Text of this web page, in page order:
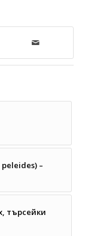
–
търсейки